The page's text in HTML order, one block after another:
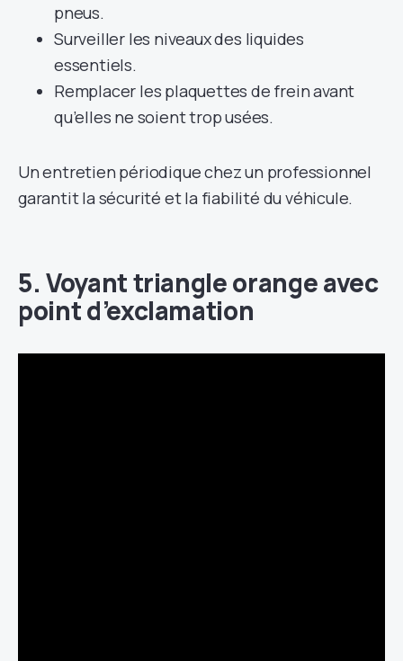
pneus.
Surveiller les niveaux des liquides
essentiels.
Remplacer les plaquettes de frein avant
qu’elles ne soient trop usées.
Un entretien périodique chez un professionnel
garantit la sécurité et la fiabilité du véhicule.
5. Voyant triangle orange avec
point d’exclamation